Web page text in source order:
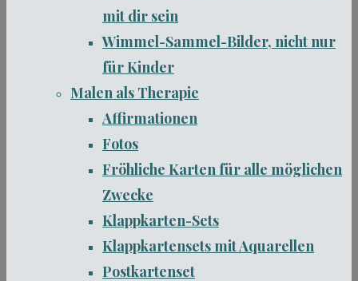
mit dir sein
Wimmel-Sammel-Bilder, nicht nur
für Kinder
Malen als Therapie
Affirmationen
Fotos
Fröhliche Karten für alle möglichen
Zwecke
Klappkarten-Sets
Klappkartensets mit Aquarellen
Postkartenset